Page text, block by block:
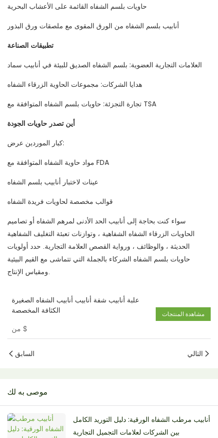
حاويات بلسم الشفاه القائمة على الأعشاب البحرية
أنابيب بلسم الشفاه من الورق المقوى مع ملصقات ورق البذور
تطبيقات الصناعة
العلامات التجارية العضوية: بلسم الشفاه الصديق للبيئة في أنابيب سماد
هدايا الشركات: مجموعات الحاوية الزرقاء الشفاه
تجارة التجزئة: حاويات بلسم الشفاه المتوافقة مع TSA
أين تصدر حاويات الجودة
كبار الموردين عرض:
مواد حاوية الشفاه المتوافقة مع FDA
عينات لاختبار أنابيب بلسم الشفاه
قوالب مخصصة لحاويات فريدة الشفاه
سواء كنت بحاجة إلى أنابيب الحد الأدنى لمرهم الشفاه أو تصاميم
الحاويات الزرقاء الشفاه الشفاهية ، وتوازنات تعبئة التغليف الشفاهية
الحديثة ، والوظائف ، ورواية القصص العلامة التجارية. حدد أولويات
حاويات بلسم الشفاه الشركاء بالجملة التي تتماشى مع القيم البيئية
ومقياس الإنتاج.
علبة أنابيب شفة أنابيب أنابيب الشفاه الصغيرة
الكثافة المخصصة
$
مشاهدة المنتجات
السابق التالي
موصى به لك
أنابيب مرطب الشفاه الورقية: دليل التوريد الكامل
بين الشركات لعلامات التجميل التجارية